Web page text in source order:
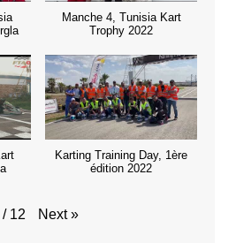
Manche 4, Tunisia Kart
Trophy 2022
Karting Training Day, 1ère
édition 2022
/ 12 Next »